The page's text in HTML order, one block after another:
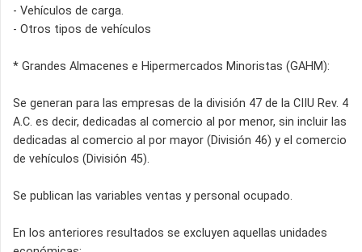
- Vehículos de carga.
- Otros tipos de vehículos
* Grandes Almacenes e Hipermercados Minoristas (GAHM):
Se generan para las empresas de la división 47 de la CIIU Rev. 4
A.C. es decir, dedicadas al comercio al por menor, sin incluir las
dedicadas al comercio al por mayor (División 46) y el comercio
de vehículos (División 45).
Se publican las variables ventas y personal ocupado.
En los anteriores resultados se excluyen aquellas unidades